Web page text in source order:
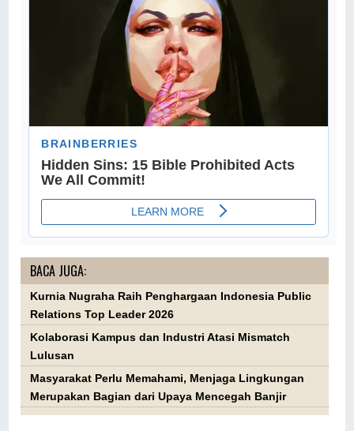
BACA JUGA:
Kurnia Nugraha Raih Penghargaan Indonesia Public
Relations Top Leader 2026
Kolaborasi Kampus dan Industri Atasi Mismatch
Lulusan
Masyarakat Perlu Memahami, Menjaga Lingkungan
Merupakan Bagian dari Upaya Mencegah Banjir